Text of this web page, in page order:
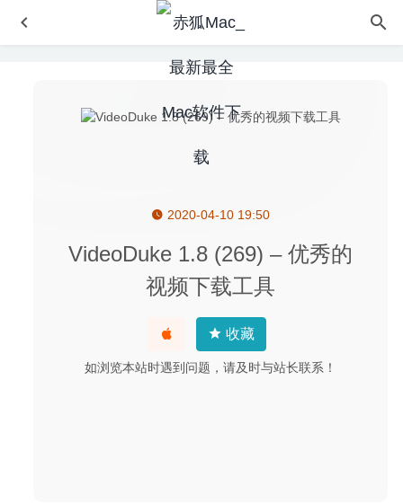
2020-04-10 19:50
VideoDuke 1.8 (269) – 优秀的
视频下载工具
收藏
如浏览本站时遇到问题，请及时与站长联系！
QLab Pro 4.6.3 for Mac- 功能强大的现场演出声音灯光媒
Valentina Studio Pro 10.1.1 for Mac- 专业的多数据库管理
iCollections 6.3.2 – 桌面图标整理神器 2020-05-03
优秀的矢量绘图软件 Sketch 63.1 for Mac 中文破解版
2020-02-14